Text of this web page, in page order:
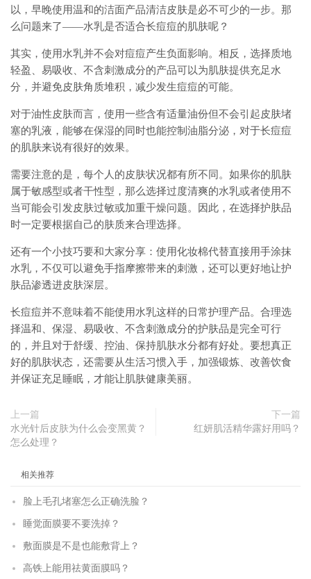
以，早晚使用温和的洁面产品清洁皮肤是必不可少的一步。那
么问题来了——水乳是否适合长痘痘的肌肤呢？
其实，使用水乳并不会对痘痘产生负面影响。相反，选择质地
轻盈、易吸收、不含刺激成分的产品可以为肌肤提供充足水
分，并避免皮肤角质堆积，减少发生痘痘的可能。
对于油性皮肤而言，使用一些含有适量油份但不会引起皮肤堵
塞的乳液，能够在保湿的同时也能控制油脂分泌，对于长痘痘
的肌肤来说有很好的效果。
需要注意的是，每个人的皮肤状况都有所不同。如果你的肌肤
属于敏感型或者干性型，那么选择过度清爽的水乳或者使用不
当可能会引发皮肤过敏或加重干燥问题。因此，在选择护肤品
时一定要根据自己的肤质来合理选择。
还有一个小技巧要和大家分享：使用化妆棉代替直接用手涂抹
水乳，不仅可以避免手指摩擦带来的刺激，还可以更好地让护
肤品渗透进皮肤深层。
长痘痘并不意味着不能使用水乳这样的日常护理产品。合理选
择温和、保湿、易吸收、不含刺激成分的护肤品是完全可行
的，并且对于舒缓、控油、保持肌肤水分都有好处。要想真正
好的肌肤状态，还需要从生活习惯入手，加强锻炼、改善饮食
并保证充足睡眠，才能让肌肤健康美丽。
上一篇
水光针后皮肤为什么会变黑黄？
怎么处理？
下一篇
红妍肌活精华露好用吗？
相关推荐
脸上毛孔堵塞怎么正确洗脸？
睡觉面膜要不要洗掉？
敷面膜是不是也能敷背上？
高铁上能用祛黄面膜吗？